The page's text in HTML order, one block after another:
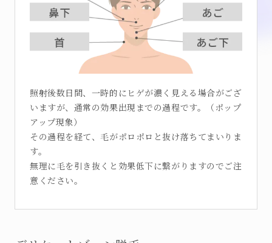
照射後数日間、一時的にヒゲが濃く見える場合がござ
いますが、通常の効果出現までの過程です。（ポップ
アップ現象）
その過程を経て、毛がポロポロと抜け落ちてまいりま
す。
無理に毛を引き抜くと効果低下に繋がりますのでご注
意ください。